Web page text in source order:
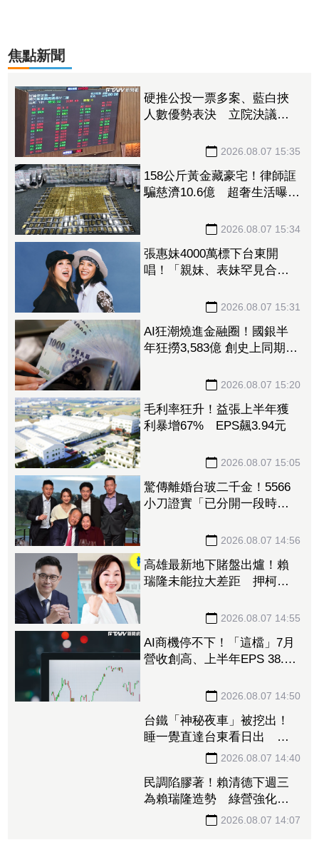
焦點新聞
硬推公投一票多案、藍白挾
人數優勢表決 立院決議逕
2026.08.07 15:35
158公斤黃金藏豪宅！律師誆
騙慈濟10.6億 超奢生活曝
2026.08.07 15:34
張惠妹4000萬標下台東開
唱！「親妹、表妹罕見合
2026.08.07 15:31
AI狂潮燒進金融圈！國銀半
年狂撈3,583億 創史上同期最
2026.08.07 15:20
毛利率狂升！益張上半年獲
利暴增67% EPS飆3.94元
2026.08.07 15:05
驚傳離婚台玻二千金！5566
小刀證實「已分開一段時
2026.08.07 14:56
高雄最新地下賭盤出爐！賴
瑞隆未能拉大差距 押柯志
2026.08.07 14:55
AI商機停不下！「這檔」7月
營收創高、上半年EPS 38.24
2026.08.07 14:50
台鐵「神秘夜車」被挖出！
睡一覺直達台東看日出 每
週僅1班錯過等下週
民調陷膠著！賴清德下週三
為賴瑞隆造勢 綠營強化高